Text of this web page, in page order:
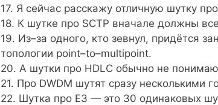
17. Я сейчас расскажу отличную шутку
18. К шутке про SCTP вначале должны
19. Из–за одного, кто зевнул, придётся
топологии point–to–multipoint.
20. А шутки про HDLC обычно не
21. Про DWDM шутят сразу несколькими
22. Шутка про Е3 — это 30 одинаковых